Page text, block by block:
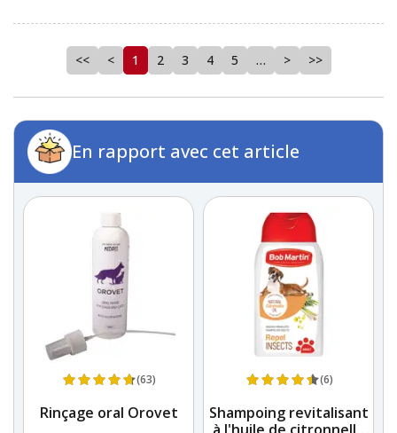
<< < 1 2 3 4 5 … > >>
En rapport avec cet article
(63)
Rinçage oral Orovet
(6)
Shampoing revitalisant